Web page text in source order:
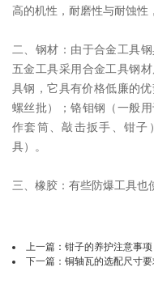
高的机性，耐磨性与耐蚀性
二、钢材：由于合金工具
五金工具采用合金工具钢
具钢，它具有价格低廉的优
螺丝批）；铬钼钢（一般
作套筒、敲击扳手、钳子
具）。
三、橡胶：有些防爆工具也
上一篇： 钳子的养护注意事项
下一篇： 铜轴瓦的选配尺寸